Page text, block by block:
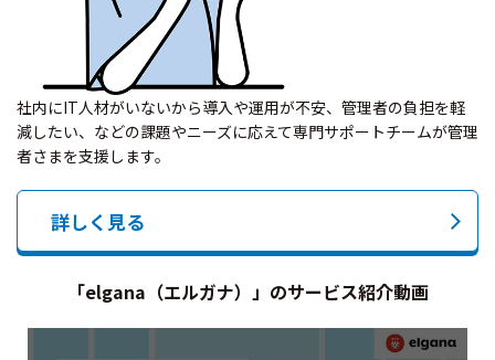
社内にIT人材がいないから導入や運用が不安、管理者の負担を軽
減したい、などの課題やニーズに応えて専門サポートチームが管理
者さまを支援します。
詳しく見る
「elgana（エルガナ）」のサービス紹介動画